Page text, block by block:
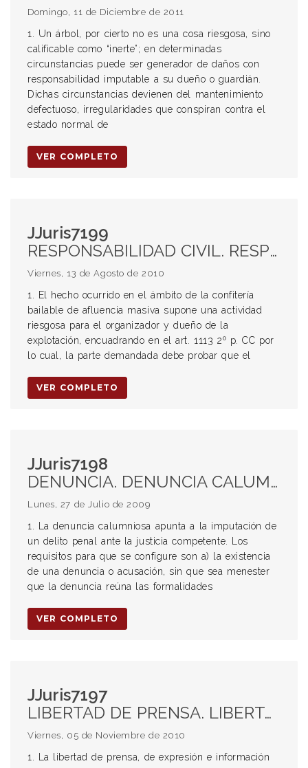
Domingo, 11 de Diciembre de 2011
1. Un árbol, por cierto no es una cosa riesgosa, sino
calificable como “inerte”; en determinadas
circunstancias puede ser generador de daños con
responsabilidad imputable a su dueño o guardián.
Dichas circunstancias devienen del mantenimiento
defectuoso, irregularidades que conspiran contra el
estado normal de
VER COMPLETO
JJuris7199
RESPONSABILIDAD CIVIL. RESPONSABILIDAD EXTRACONTRACTUAL. ACTIVIDAD RIESGOSA. DUEÑO DE LA EXPLOTACIÓN. ART 1113 2° PÁRRAFO CC. PRUEBA DE LA DEMANDADA. CULPA DE LA VÍCTIMA O DE UN TERCERO POR QUIEN NO DEBE RESPONDER. ESPECTÁCULOS PÚBLICOS. OBLIGACIÓN DE RESULTADOS. DAMNIFICADO SÓLO DEBE PROBAR QUE SUFRIÓ UN DAÑO A CAUSA DE UN BAILE O ESPECTÁCULO. PROYECCIÓN DEL PROCESO PENAL AL CIVIL. EXISTENCIA DEL HECHO. PORCENTAJES DE INCAPACIDAD. INDICIOS PARA EL JUZGADOR. NATURALEZA DE LAS LESIONES. EDAD DEL DAMNIFICADO. ESTADO CIVIL. CONDICIONES PERSONALES.
Viernes, 13 de Agosto de 2010
1. El hecho ocurrido en el ámbito de la confitería
bailable de afluencia masiva supone una actividad
riesgosa para el organizador y dueño de la
explotación, encuadrando en el art. 1113 2º p. CC por
lo cual, la parte demandada debe probar que el
VER COMPLETO
JJuris7198
DENUNCIA. DENUNCIA CALUMNIOSA. ACUSACIÓN CALUMNIOSA. DELITO PENAL. REQUISITOS PARA SU CONFIGURACIÓN. BIENES JURÍDICOS TUTELADOS. INTERÉS GENERAL. HONOR DEL SINDICADO COMO DELINCUENTE. SOBRESEIMIENTO DEL DENUNCIADO. RESPONSABILIDAD CIVIL DEL DENUNCIANTE. DOLO O CULPA EN SEDE CIVIL. ART 1090 CC. DOLO O CULPA GRAVE O GROSERA. SIMPLE CULPA. EQUIDAD. ART 1069 ÚLTIMO PÁRRAFO CC. RELACIÓN CONFLICTIVA ENTRE ACTOR Y DEMANDADA. FALTA DE PRUEBA DE DOLO.
Lunes, 27 de Julio de 2009
1. La denuncia calumniosa apunta a la imputación de
un delito penal ante la justicia competente. Los
requisitos para que se configure son a) la existencia
de una denuncia o acusación, sin que sea menester
que la denuncia reúna las formalidades
VER COMPLETO
JJuris7197
LIBERTAD DE PRENSA. LIBERTAD DE EXPRESIÓN E INFORMACIÓN. DEMOCRACIA. DAÑO AL HONOR. IMAGEN MONTADA PARA IMPACTAR EN LA OPINIÓN PÚBLICA. IMPACTO VISUAL DE LA IMAGEN. COMUNIDAD PEQUEÑA. DERECHO AL HONOR. SIGNIFICADO DE LAS IMÁGENES VISUALES. RESPONSABILIDAD DEL PERIÓDICO. FOTOGRAFÍA PUBLICADA EN UN SEMANARIO. ACTO ANTIJURÍDICO. EXCESO EN EL DERECHO A LA LIBRE COMUNICACIÓN DE LA INFORMACIÓN POR LA PRENSA. REPARACIÓN DE LOS DAÑOS CAUSADOS.
Viernes, 05 de Noviembre de 2010
1. La libertad de prensa, de expresión e información